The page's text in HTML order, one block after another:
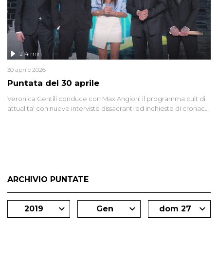
Puntata del 30 aprile
214 min
30 aprile 2026
Veronica Gentili conduce con Max Angioni il programma cult di
attualita' con nuove interviste dissacranti ed inchieste di cronaca
ARCHIVIO PUNTATE
2019 Gen dom 27